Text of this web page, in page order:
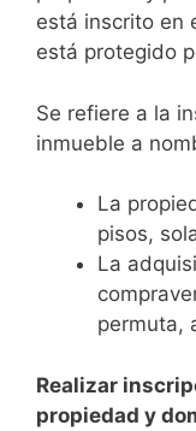
está inscrito en
está protegido
Se refiere a la
inmueble a
La
pisos,
La
permuta,
Realizar
propiedad y